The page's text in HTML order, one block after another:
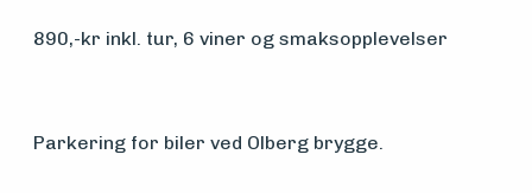
Aktuelt
890,-kr inkl. tur, 6 viner og smaksopplevelser
Parkering for biler ved Olberg brygge.